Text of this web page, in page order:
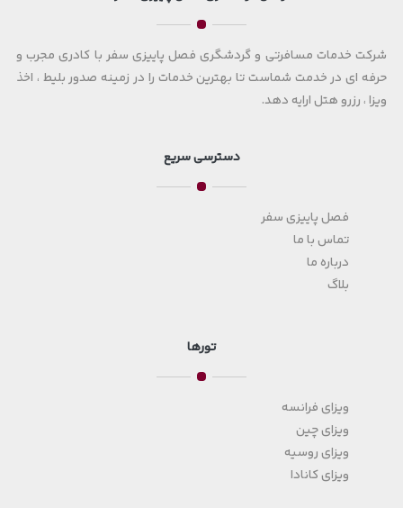
شرکت خدمات مسافرتی و گردشگری فصل پاییزی سفر با کادری مجرب و
حرفه ای در خدمت شماست تا بهترین خدمات را در زمینه صدور بلیط ، اخذ
ویزا ، رزرو هتل ارایه دهد.
دسترسی سریع
فصل پاییزی سفر
تماس با ما
درباره ما
بلاگ
تورها
ویزای فرانسه
ویزای چین
ویزای روسیه
ویزای کانادا